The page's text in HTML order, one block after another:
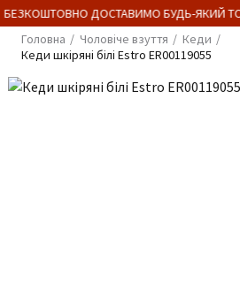
ДОСТАВИМО БУДЬ-ЯКИЙ
Головна
Чоловіче взуття
Кеди
Кеди шкіряні білі Estro ER00119055